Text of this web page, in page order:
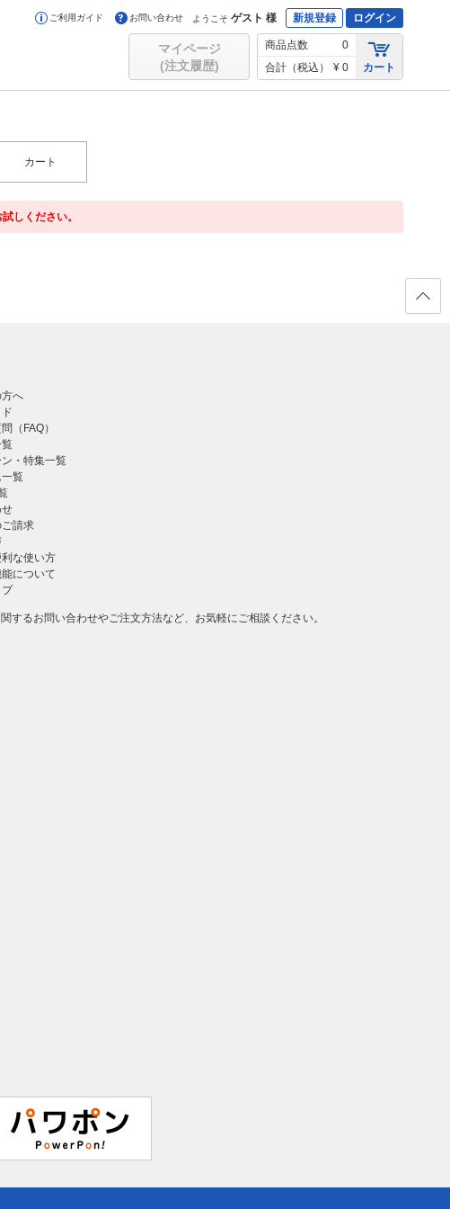
ご利用ガイド お問い合わせ ようこそ ゲスト 様 新規登録 ログイン
マイページ
(注文履歴)
商品点数
0
合計（税込）
¥ 0 カート
カート
しください。
へ
（FAQ）
覧
・特集一覧
覧
せ
請求
な使い方
について
プ
するお問い合わせやご注文方法など、お気軽にご相談ください。